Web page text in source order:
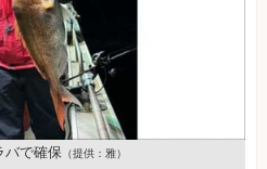
バで確保 （提供：雅）